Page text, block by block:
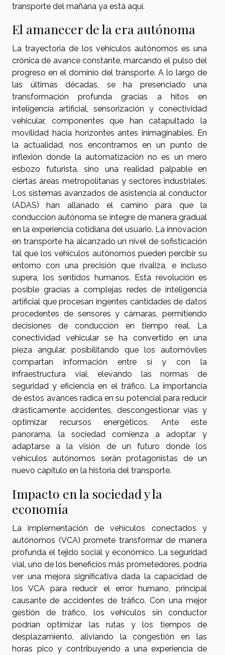
transporte del mañana ya está aquí.
El amanecer de la era autónoma
La trayectoria de los vehículos autónomos es una
crónica de avance constante, marcando el pulso del
progreso en el dominio del transporte. A lo largo de
las últimas décadas, se ha presenciado una
transformación profunda gracias a hitos en
inteligencia artificial, sensorización y conectividad
vehicular, componentes que han catapultado la
movilidad hacia horizontes antes inimaginables. En
la actualidad, nos encontramos en un punto de
inflexión donde la automatización no es un mero
esbozo futurista, sino una realidad palpable en
ciertas áreas metropolitanas y sectores industriales.
Los sistemas avanzados de asistencia al conductor
(ADAS) han allanado el camino para que la
conducción autónoma se integre de manera gradual
en la experiencia cotidiana del usuario. La innovación
en transporte ha alcanzado un nivel de sofisticación
tal que los vehículos autónomos pueden percibir su
entorno con una precisión que rivaliza, e incluso
supera, los sentidos humanos. Esta revolución es
posible gracias a complejas redes de inteligencia
artificial que procesan ingentes cantidades de datos
procedentes de sensores y cámaras, permitiendo
decisiones de conducción en tiempo real. La
conectividad vehicular se ha convertido en una
pieza angular, posibilitando que los automóviles
compartan información entre sí y con la
infraestructura vial, elevando las normas de
seguridad y eficiencia en el tráfico. La importancia
de estos avances radica en su potencial para reducir
drásticamente accidentes, descongestionar vías y
optimizar recursos energéticos. Ante este
panorama, la sociedad comienza a adoptar y
adaptarse a la visión de un futuro donde los
vehículos autónomos serán protagonistas de un
nuevo capítulo en la historia del transporte.
Impacto en la sociedad y la
economía
La implementación de vehículos conectados y
autónomos (VCA) promete transformar de manera
profunda el tejido social y económico. La seguridad
vial, uno de los beneficios más prometedores, podría
ver una mejora significativa dada la capacidad de
los VCA para reducir el error humano, principal
causante de accidentes de tráfico. Con una mejor
gestión de tráfico, los vehículos sin conductor
podrían optimizar las rutas y los tiempos de
desplazamiento, aliviando la congestión en las
horas pico y contribuyendo a una experiencia de